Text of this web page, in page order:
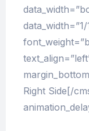
Right Side[/